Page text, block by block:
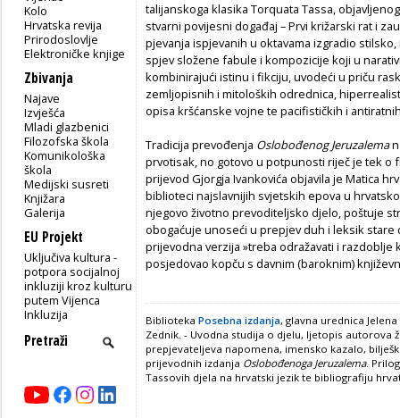
Kolo
Hrvatska revija
Prirodoslovlje
Elektroničke knjige
Zbivanja
Najave
Izvješća
Mladi glazbenici
Filozofska škola
Komunikološka
škola
Medijski susreti
Knjižara
Galerija
EU Projekt
Uključiva kultura -
potpora socijalnoj
inkluziji kroz kulturu
putem Vijenca
Inkluzija
talijanskoga klasika Torquata Tassa,
stvarni povijesni događaj – Prvi križarski rat i
pjevanja ispjevanih u oktavama izgradio
spjev složene fabule i kompozicije koji u
kombinirajući istinu i fikciju, uvodeći u priču
zemljopisnih i mitoloških odrednica,
opisa kršćanske vojne te pacifističkih i
Tradicija prevođenja Oslobođenog Jeruzalema
prvotisak, no gotovo u potpunosti riječ je tek o
prijevod Gjorgja Ivankovića objavila je Matica
biblioteci najslavnijih svjetskih epova u
njegovo životno prevoditeljsko djelo, poštuje
obogaćuje unoseći u prepjev duh i leksik
prijevodna verzija »treba odražavati i
posjedovao kopču s davnim (baroknim)
Biblioteka Posebna izdanja, glavna urednica
Zednik. - Uvodna studija o djelu, ljetopis autorova
prepjevateljeva napomena, imensko kazalo,
prijevodnih izdanja Oslobođenoga Jeruzalema.
Tassovih djela na hrvatski jezik te bibliografiju